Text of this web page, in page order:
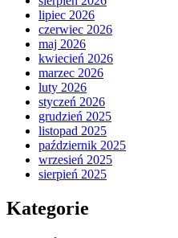
lipiec 2026
czerwiec 2026
maj 2026
kwiecień 2026
marzec 2026
luty 2026
styczeń 2026
grudzień 2025
listopad 2025
październik 2025
wrzesień 2025
sierpień 2025
Kategorie